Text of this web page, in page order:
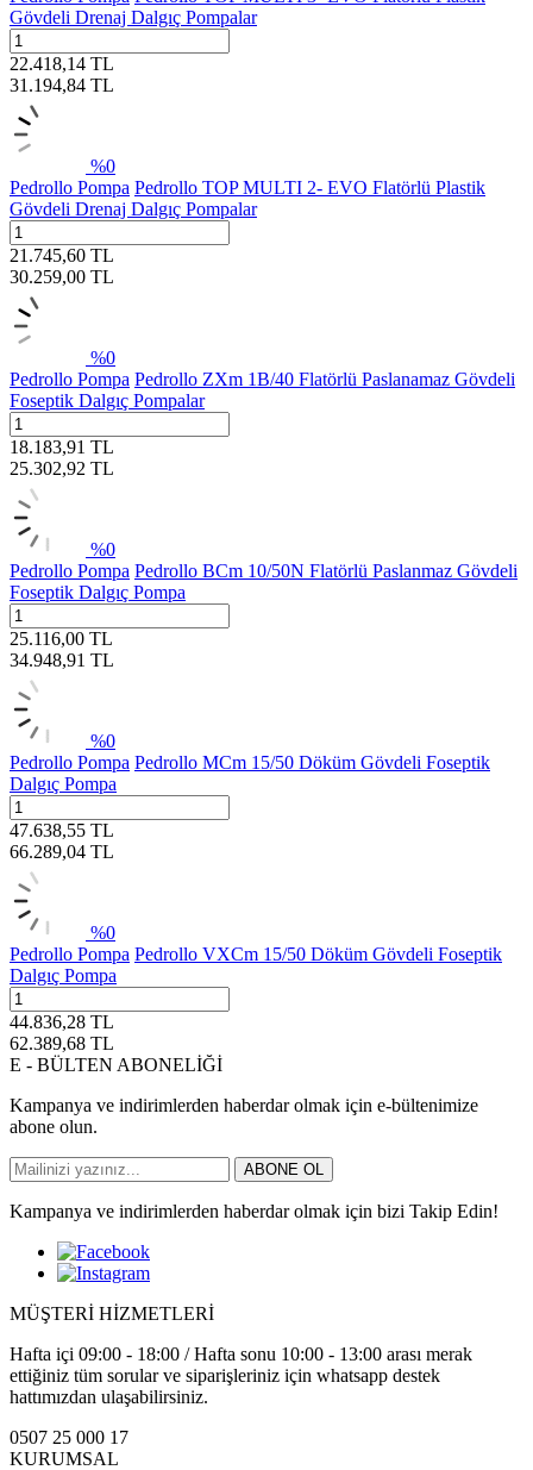
Gövdeli Drenaj Dalgıç Pompalar
22.418,14 TL
31.194,84 TL
%0
Pedrollo Pompa Pedrollo TOP MULTI 2- EVO Flatörlü Plastik
Gövdeli Drenaj Dalgıç Pompalar
21.745,60 TL
30.259,00 TL
%0
Pedrollo Pompa Pedrollo ZXm 1B/40 Flatörlü Paslanamaz Gövdeli
Foseptik Dalgıç Pompalar
18.183,91 TL
25.302,92 TL
%0
Pedrollo Pompa Pedrollo BCm 10/50N Flatörlü Paslanmaz Gövdeli
Foseptik Dalgıç Pompa
25.116,00 TL
34.948,91 TL
%0
Pedrollo Pompa Pedrollo MCm 15/50 Döküm Gövdeli Foseptik
Dalgıç Pompa
47.638,55 TL
66.289,04 TL
%0
Pedrollo Pompa Pedrollo VXCm 15/50 Döküm Gövdeli Foseptik
Dalgıç Pompa
44.836,28 TL
62.389,68 TL
E - BÜLTEN ABONELİĞİ
Kampanya ve indirimlerden haberdar olmak için e-bültenimize
abone olun.
ABONE OL
Kampanya ve indirimlerden haberdar olmak için bizi Takip Edin!
MÜŞTERİ HİZMETLERİ
Hafta içi 09:00 - 18:00 / Hafta sonu 10:00 - 13:00 arası merak
ettiğiniz tüm sorular ve siparişleriniz için whatsapp destek
hattımızdan ulaşabilirsiniz.
0507 25 000 17
KURUMSAL